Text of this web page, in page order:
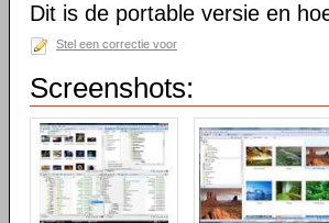
Dit is de portable versie en
Stel een correctie voor
Screenshots: